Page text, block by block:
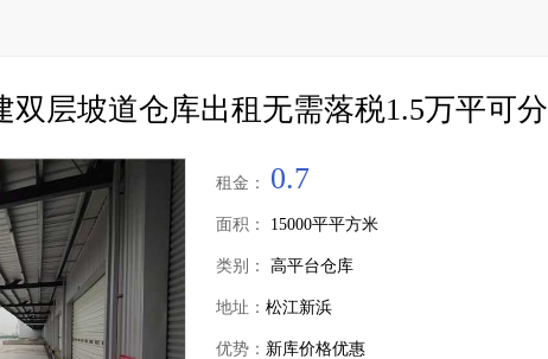
层坡道仓库出租无需落税1.5万平可分
租金： 0.7
面积： 15000平平方米
类别： 高平台仓库
地址： 松江新浜
优势： 新库价格优惠